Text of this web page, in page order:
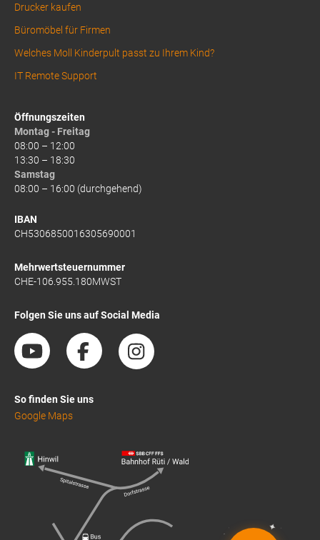
Drucker kaufen
Büromöbel für Firmen
Welches Moll Kinderpult passt zu Ihrem Kind?
IT Remote Support
Öffnungszeiten
Montag - Freitag
08:00 – 12:00
13:30 – 18:30
Samstag
08:00 – 16:00 (durchgehend)
IBAN
CH5306850016305690001
Mehrwertsteuernummer
CHE-106.955.180MWST
Folgen Sie uns auf Social Media
So finden Sie uns
Google Maps
✦
✦